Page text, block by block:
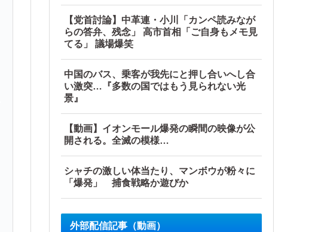
【党首討論】中革連・小川「カンペ読みなが
らの答弁、残念」 高市首相「ご自身もメモ見
てる」 議場爆笑
中国のバス、乗客が我先にと押し合いへし合
い激突…『多数の国ではもう見られない光
景』
【動画】イオンモール爆発の瞬間の映像が公
開される。全滅の模様…
シャチの激しい体当たり、マンボウが粉々に
「爆発」 捕食戦略か遊びか
外部配信記事（動画）